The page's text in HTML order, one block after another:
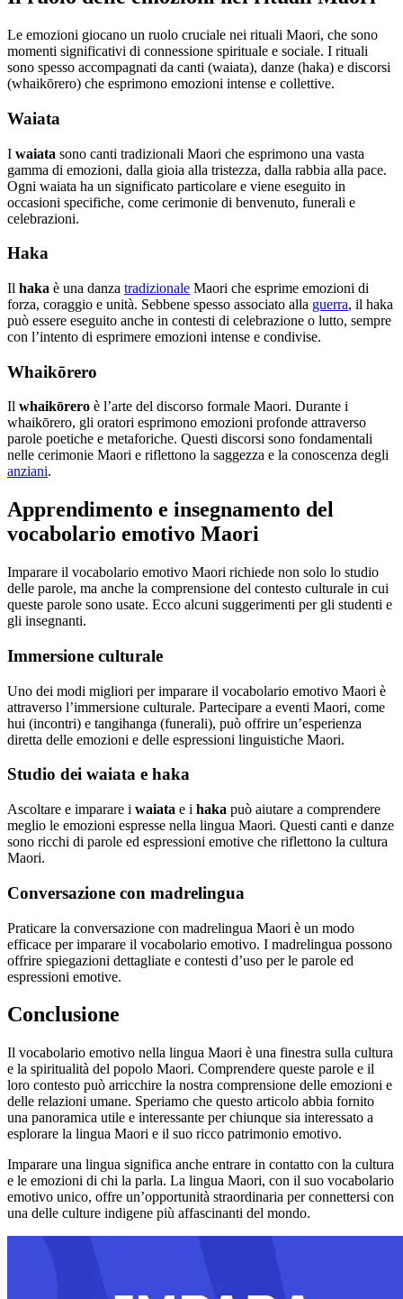
Le emozioni giocano un ruolo cruciale nei rituali Maori, che sono
momenti significativi di connessione spirituale e sociale. I rituali
sono spesso accompagnati da canti (waiata), danze (haka) e discorsi
(whaikōrero) che esprimono emozioni intense e collettive.
Waiata
I waiata sono canti tradizionali Maori che esprimono una vasta
gamma di emozioni, dalla gioia alla tristezza, dalla rabbia alla pace.
Ogni waiata ha un significato particolare e viene eseguito in
occasioni specifiche, come cerimonie di benvenuto, funerali e
celebrazioni.
Haka
Il haka è una danza tradizionale Maori che esprime emozioni di
forza, coraggio e unità. Sebbene spesso associato alla guerra, il haka
può essere eseguito anche in contesti di celebrazione o lutto, sempre
con l’intento di esprimere emozioni intense e condivise.
Whaikōrero
Il whaikōrero è l’arte del discorso formale Maori. Durante i
whaikōrero, gli oratori esprimono emozioni profonde attraverso
parole poetiche e metaforiche. Questi discorsi sono fondamentali
nelle cerimonie Maori e riflettono la saggezza e la conoscenza degli
anziani.
Apprendimento e insegnamento del
vocabolario emotivo Maori
Imparare il vocabolario emotivo Maori richiede non solo lo studio
delle parole, ma anche la comprensione del contesto culturale in cui
queste parole sono usate. Ecco alcuni suggerimenti per gli studenti e
gli insegnanti.
Immersione culturale
Uno dei modi migliori per imparare il vocabolario emotivo Maori è
attraverso l’immersione culturale. Partecipare a eventi Maori, come
hui (incontri) e tangihanga (funerali), può offrire un’esperienza
diretta delle emozioni e delle espressioni linguistiche Maori.
Studio dei waiata e haka
Ascoltare e imparare i waiata e i haka può aiutare a comprendere
meglio le emozioni espresse nella lingua Maori. Questi canti e danze
sono ricchi di parole ed espressioni emotive che riflettono la cultura
Maori.
Conversazione con madrelingua
Praticare la conversazione con madrelingua Maori è un modo
efficace per imparare il vocabolario emotivo. I madrelingua possono
offrire spiegazioni dettagliate e contesti d’uso per le parole ed
espressioni emotive.
Conclusione
Il vocabolario emotivo nella lingua Maori è una finestra sulla cultura
e la spiritualità del popolo Maori. Comprendere queste parole e il
loro contesto può arricchire la nostra comprensione delle emozioni e
delle relazioni umane. Speriamo che questo articolo abbia fornito
una panoramica utile e interessante per chiunque sia interessato a
esplorare la lingua Maori e il suo ricco patrimonio emotivo.
Imparare una lingua significa anche entrare in contatto con la cultura
e le emozioni di chi la parla. La lingua Maori, con il suo vocabolario
emotivo unico, offre un’opportunità straordinaria per connettersi con
una delle culture indigene più affascinanti del mondo.